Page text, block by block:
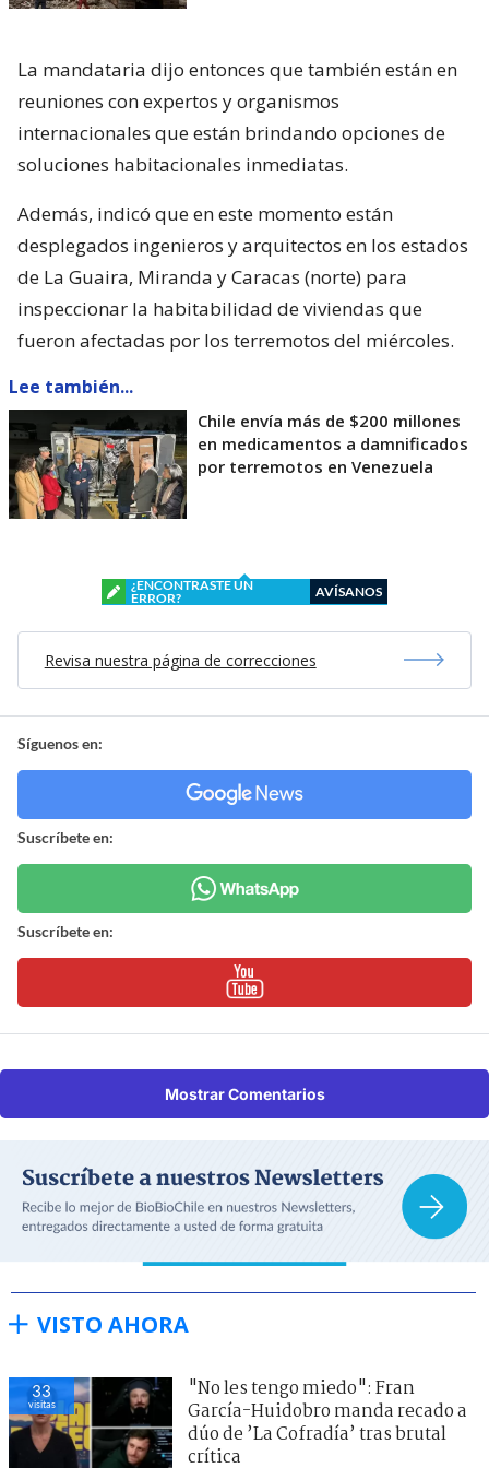
La mandataria dijo entonces que también están en
reuniones con expertos y organismos
internacionales que están brindando opciones de
soluciones habitacionales inmediatas.
Además, indicó que en este momento están
desplegados ingenieros y arquitectos en los estados
de La Guaira, Miranda y Caracas (norte) para
inspeccionar la habitabilidad de viviendas que
fueron afectadas por los terremotos del miércoles.
Lee también...
Chile envía más de $200 millones
en medicamentos a damnificados
por terremotos en Venezuela
¿ENCONTRASTE UN
ERROR?
AVÍSANOS
Revisa nuestra página de correcciones
Síguenos en:
Suscríbete en:
Suscríbete en:
Mostrar Comentarios
VISTO AHORA
33
visitas
"No les tengo miedo": Fran
García-Huidobro manda recado a
dúo de ’La Cofradía’ tras brutal
crítica